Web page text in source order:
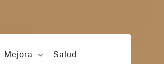
Mejora Salud